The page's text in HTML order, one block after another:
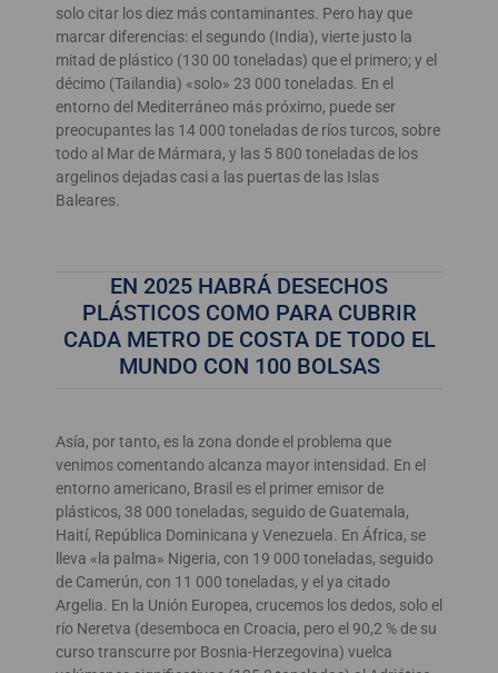
solo citar los diez más contaminantes. Pero hay que
marcar diferencias: el segundo (India), vierte justo la
mitad de plástico (130 00 toneladas) que el primero; y el
décimo (Tailandia) «solo» 23 000 toneladas. En el
entorno del Mediterráneo más próximo, puede ser
preocupantes las 14 000 toneladas de ríos turcos, sobre
todo al Mar de Mármara, y las 5 800 toneladas de los
argelinos dejadas casi a las puertas de las Islas
Baleares.
EN 2025 HABRÁ DESECHOS
PLÁSTICOS COMO PARA CUBRIR
CADA METRO DE COSTA DE TODO EL
MUNDO CON 100 BOLSAS
Asía, por tanto, es la zona donde el problema que
venimos comentando alcanza mayor intensidad. En el
entorno americano, Brasil es el primer emisor de
plásticos, 38 000 toneladas, seguido de Guatemala,
Haití, República Dominicana y Venezuela. En África, se
lleva «la palma» Nigeria, con 19 000 toneladas, seguido
de Camerún, con 11 000 toneladas, y el ya citado
Argelia. En la Unión Europea, crucemos los dedos, solo el
río Neretva (desemboca en Croacia, pero el 90,2 % de su
curso transcurre por Bosnia-Herzegovina) vuelca